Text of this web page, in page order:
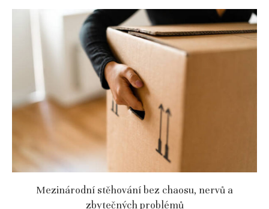
Mezinárodní stěhování bez chaosu, nervů a
zbytečných problémů